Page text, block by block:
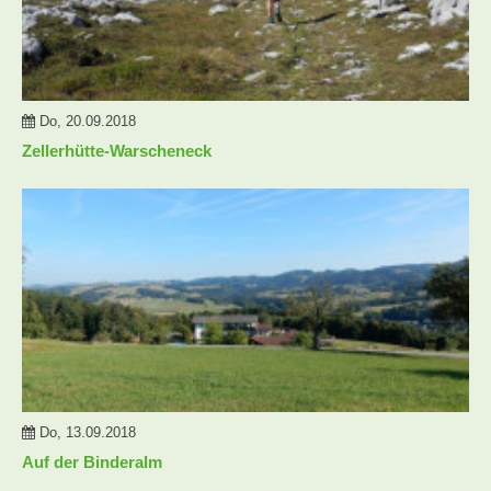
Do, 20.09.2018
Zellerhütte-Warscheneck
Do, 13.09.2018
Auf der Binderalm